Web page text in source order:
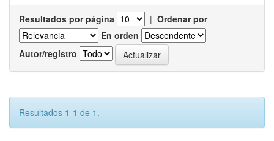
Resultados por página | Ordenar por
En orden
Autor/registro
Resultados 1-1 de 1.